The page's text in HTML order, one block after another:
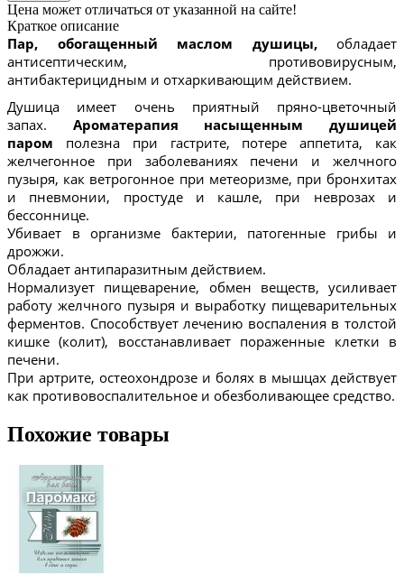
Цена может отличаться от указанной на сайте!
Краткое описание
Пар, обогащенный маслом душицы,обладает
антисептическим, противовирусным,
антибактерицидным и отхаркивающим действием.
Душица имеет очень приятный пряно-цветочный
запах. Ароматерапия насыщенным душицей
паром полезна при гастрите, потере аппетита, как
желчегонное при заболеваниях печени и желчного
пузыря, как ветрогонное при метеоризме, при бронхитах
и пневмонии, простуде и кашле, при неврозах и
бессоннице.
Убивает в организме бактерии, патогенные грибы и
дрожжи.
Обладает антипаразитным действием.
Нормализует пищеварение, обмен веществ, усиливает
работу желчного пузыря и выработку пищеварительных
ферментов. Способствует лечению воспаления в толстой
кишке (колит), восстанавливает пораженные клетки в
печени.
При артрите, остеохондрозе и болях в мышцах действует
как противовоспалительное и обезболивающее средство.
Похожие товары